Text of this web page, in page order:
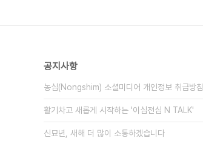
공지사항
농심(Nongshim) 소셜미디어 개인정보 취급방침
활기차고 새롭게 시작하는 '이심전심 N TALK'
신묘년, 새해 더 많이 소통하겠습니다